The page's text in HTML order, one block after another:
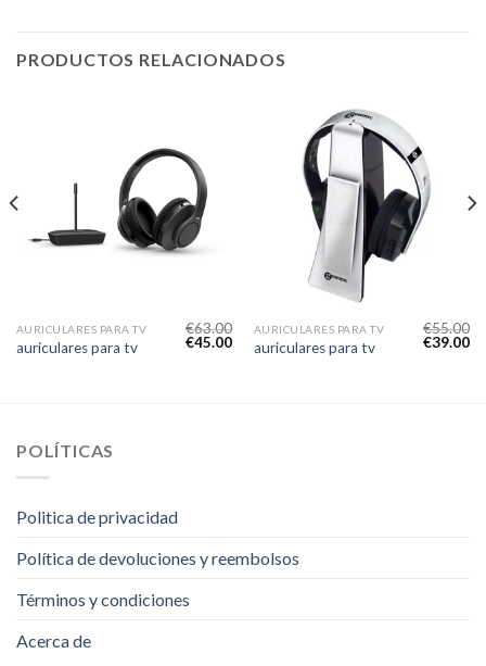
PRODUCTOS RELACIONADOS
AURICULARES PARA TV
auriculares para tv
€63.00
€45.00
AURICULARES PARA TV
auriculares para tv
€55.00
€39.00
POLÍTICAS
Politica de privacidad
Política de devoluciones y reembolsos
Términos y condiciones
Acerca de